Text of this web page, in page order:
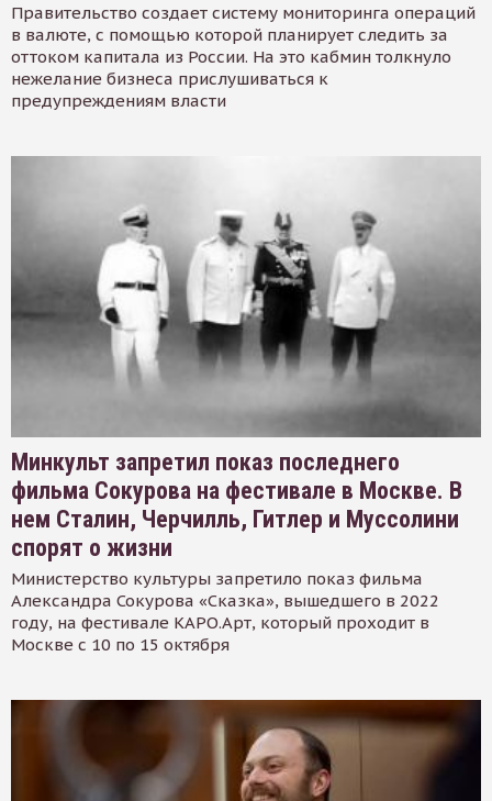
Правительство создает систему мониторинга операций
в валюте, с помощью которой планирует следить за
оттоком капитала из России. На это кабмин толкнуло
нежелание бизнеса прислушиваться к
предупреждениям власти
Минкульт запретил показ последнего
фильма Сокурова на фестивале в Москве. В
нем Сталин, Черчилль, Гитлер и Муссолини
спорят о жизни
Министерство культуры запретило показ фильма
Александра Сокурова «Сказка», вышедшего в 2022
году, на фестивале КАРО.Арт, который проходит в
Москве с 10 по 15 октября